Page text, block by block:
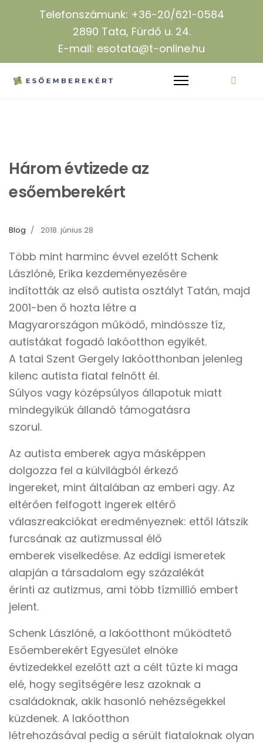
Telefonszámunk: +36-20/621-0584
2890 Tata, Fürdő u. 24.
E-mail: esotata@t-online.hu
Három évtizede az
esőemberekért
Blog 2018. június 28
Több mint harminc évvel ezelőtt Schenk
Lászlóné, Erika kezdeményezésére
indították az első autista osztályt Tatán, majd
2001-ben ő hozta létre a
Magyarországon működő, mindössze tíz,
autistákat fogadó lakóotthon egyikét.
A tatai Szent Gergely lakóotthonban jelenleg
kilenc autista fiatal felnőtt él.
Súlyos vagy középsúlyos állapotuk miatt
mindegyikük állandó támogatásra
szorul.
Az autista emberek agya másképpen
dolgozza fel a külvilágból érkező
ingereket, mint általában az emberi agy. Az
eltérően felfogott ingerek eltérő
válaszreakciókat eredményeznek: ettől látszik
furcsának az autizmussal élő
emberek viselkedése. Az eddigi ismeretek
alapján a társadalom egy százalékát
érinti az autizmus, ami több tízmillió embert
jelent.
Schenk Lászlóné, a lakóotthont működtető
Esőemberekért Egyesület elnöke
évtizedekkel ezelőtt azt a célt tűzte ki maga
elé, hogy segítségére lesz azoknak a
családoknak, akik hasonló nehézségekkel
küzdenek. A lakóotthon
létrehozásával pedig a sérült fiataloknak olyan